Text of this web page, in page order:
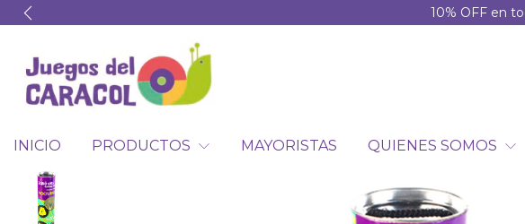
10% OFF en
INICIO PRODUCTOS MAYORISTAS QUIENES SOMOS